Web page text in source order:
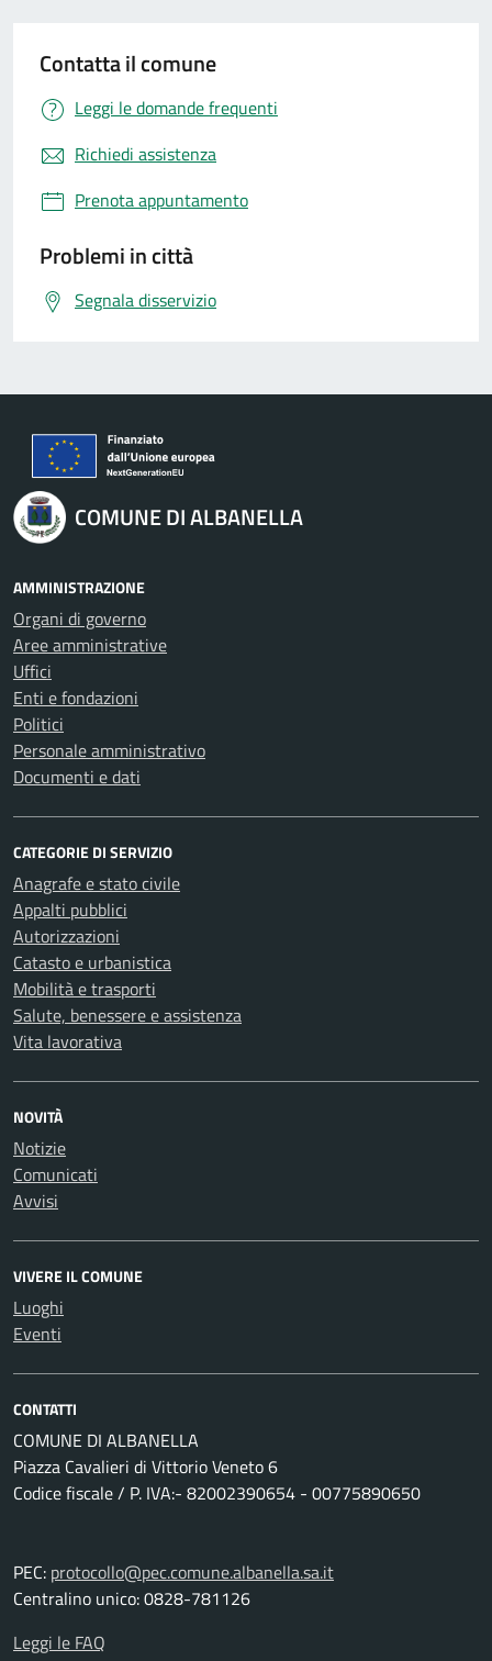
Contatta il comune
Leggi le domande frequenti
Richiedi assistenza
Prenota appuntamento
Problemi in città
Segnala disservizio
COMUNE DI ALBANELLA
AMMINISTRAZIONE
Organi di governo
Aree amministrative
Uffici
Enti e fondazioni
Politici
Personale amministrativo
Documenti e dati
CATEGORIE DI SERVIZIO
Anagrafe e stato civile
Appalti pubblici
Autorizzazioni
Catasto e urbanistica
Mobilità e trasporti
Salute, benessere e assistenza
Vita lavorativa
NOVITÀ
Notizie
Comunicati
Avvisi
VIVERE IL COMUNE
Luoghi
Eventi
CONTATTI
COMUNE DI ALBANELLA
Piazza Cavalieri di Vittorio Veneto 6
Codice fiscale / P. IVA:- 82002390654 - 00775890650
PEC: protocollo@pec.comune.albanella.sa.it
Centralino unico: 0828-781126
Leggi le FAQ